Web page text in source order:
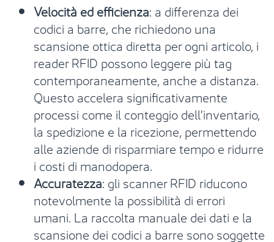
Velocità ed efficienza: a differenza dei
codici a barre, che richiedono una
scansione ottica diretta per ogni articolo, i
reader RFID possono leggere più tag
contemporaneamente, anche a distanza.
Questo accelera significativamente
processi come il conteggio dell’inventario,
la spedizione e la ricezione, permettendo
alle aziende di risparmiare tempo e ridurre
i costi di manodopera.
Accuratezza: gli scanner RFID riducono
notevolmente la possibilità di errori
umani. La raccolta manuale dei dati e la
scansione dei codici a barre sono soggette